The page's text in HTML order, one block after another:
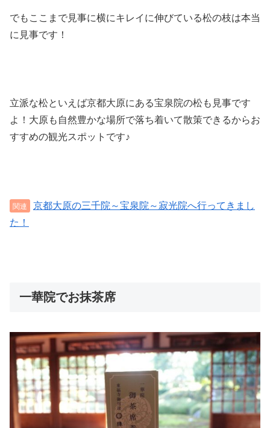
でもここまで見事に横にキレイに伸びている松の枝は本当
に見事です！
立派な松といえば京都大原にある宝泉院の松も見事です
よ！大原も自然豊かな場所で落ち着いて散策できるからお
すすめの観光スポットです♪
京都大原の三千院～宝泉院～寂光院へ行ってきまし
た！
一華院でお抹茶席